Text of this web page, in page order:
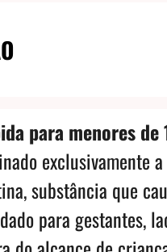
para menores de
exclusivamente
substância que
para gestantes,